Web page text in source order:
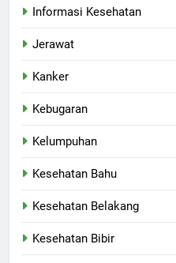
Informasi Kesehatan
Jerawat
Kanker
Kebugaran
Kelumpuhan
Kesehatan Bahu
Kesehatan Belakang
Kesehatan Bibir